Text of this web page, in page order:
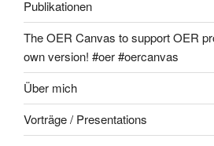
Publikationen
The OER Canvas to support OER
own version! #oer #oercanvas
Über mich
Vorträge / Presentations